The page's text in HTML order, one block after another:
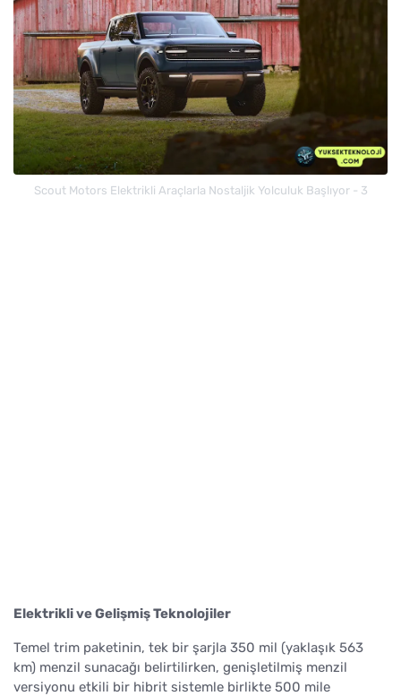
Scout Motors Elektrikli Araçlarla Nostaljik Yolculuk Başlıyor - 3
Elektrikli ve Gelişmiş Teknolojiler
Temel trim paketinin, tek bir şarjla 350 mil (yaklaşık 563
km) menzil sunacağı belirtilirken, genişletilmiş menzil
versiyonu etkili bir hibrit sistemle birlikte 500 mile